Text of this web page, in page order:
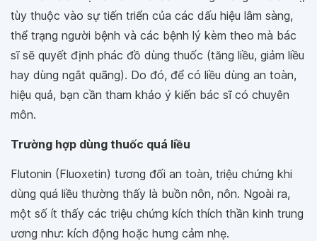
tùy thuộc vào sự tiến triển của các dấu hiệu lâm sàng,
thể trạng người bệnh và các bệnh lý kèm theo mà bác
sĩ sẽ quyết định phác đồ dùng thuốc (tăng liều, giảm liều
hay dùng ngắt quãng). Do đó, để có liều dùng an toàn,
hiệu quả, bạn cần tham khảo ý kiến bác sĩ có chuyên
môn.
Trường hợp dùng thuốc quá liều
Flutonin (Fluoxetin) tương đối an toàn, triệu chứng khi
dùng quá liều thường thấy là buồn nôn, nôn. Ngoài ra,
một số ít thấy các triệu chứng kích thích thần kinh trung
ương như: kích động hoặc hưng cảm nhẹ.